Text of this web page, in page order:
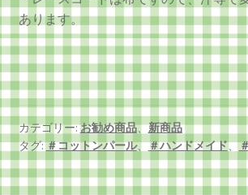
あります。
カテゴリー:お勧め商品、新商品
タグ:＃コットンパール、＃ハンドメイド、